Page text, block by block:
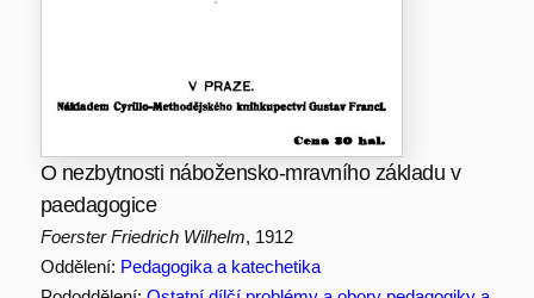
O nezbytnosti nábožensko-mravního základu v
paedagogice
Foerster Friedrich Wilhelm, 1912
Oddělení: Pedagogika a katechetika